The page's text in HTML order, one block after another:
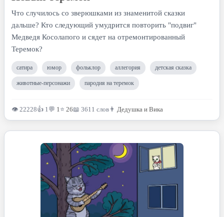
Что случилось со зверюшками из знаменитой сказки
дальше? Кто следующий умудрится повторить "подвиг"
Медведя Косолапого и сядет на отремонтированный
Теремок?
сатира юмор фольклор аллегория детская сказка
животные-персонажи пародия на теремок
👁 22228👍 1💬 1⭐ 26📖 3611 слов 👨 Дедушка и Вика